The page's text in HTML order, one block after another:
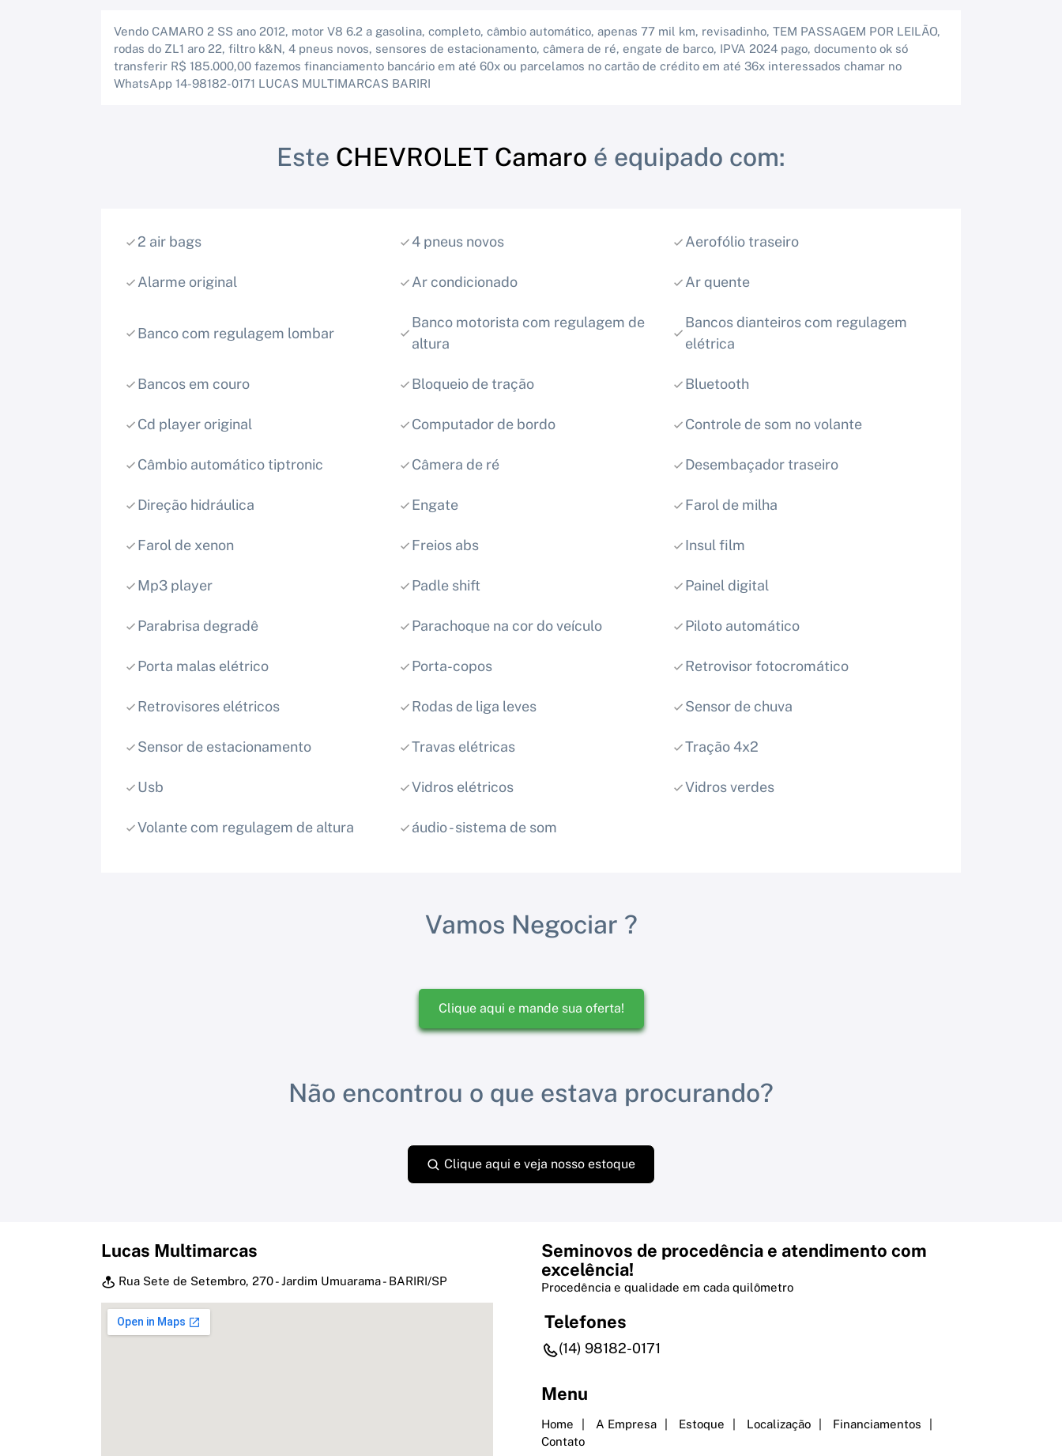
Vendo CAMARO 2 SS ano 2012, motor V8 6.2 a gasolina, completo, câmbio automático, apenas 77 mil km, revisadinho, TEM PASSAGEM POR LEILÃO,
rodas do ZL1 aro 22, filtro k&N, 4 pneus novos, sensores de estacionamento, câmera de ré, engate de barco, IPVA 2024 pago, documento ok só
transferir R$ 185.000,00 fazemos financiamento bancário em até 60x ou parcelamos no cartão de crédito em até 36x interessados chamar no
WhatsApp 14-98182-0171 LUCAS MULTIMARCAS BARIRI
Este CHEVROLET Camaro é equipado com:
2 air bags 4 pneus novos Aerofólio traseiro
Alarme original Ar condicionado Ar quente
Banco com regulagem lombar
Banco motorista com regulagem de
altura
Bancos dianteiros com regulagem
elétrica
Bancos em couro Bloqueio de tração Bluetooth
Cd player original Computador de bordo Controle de som no volante
Câmbio automático tiptronic Câmera de ré Desembaçador traseiro
Direção hidráulica Engate Farol de milha
Farol de xenon Freios abs Insul film
Mp3 player Padle shift Painel digital
Parabrisa degradê Parachoque na cor do veículo Piloto automático
Porta malas elétrico Porta-copos Retrovisor fotocromático
Retrovisores elétricos Rodas de liga leves Sensor de chuva
Sensor de estacionamento Travas elétricas Tração 4x2
Usb Vidros elétricos Vidros verdes
Volante com regulagem de altura áudio - sistema de som
Vamos Negociar ?
Clique aqui e mande sua oferta!
Não encontrou o que estava procurando?
Clique aqui e veja nosso estoque
Lucas Multimarcas
Rua Sete de Setembro, 270 - Jardim Umuarama - BARIRI/SP
Seminovos de procedência e atendimento com
excelência!
Procedência e qualidade em cada quilômetro
Telefones
(14) 98182-0171
Menu
Home A Empresa Estoque Localização
Financiamentos
Contato